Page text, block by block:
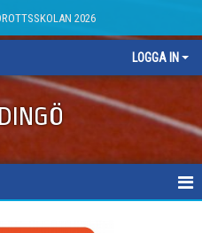
2026
LOGGA IN